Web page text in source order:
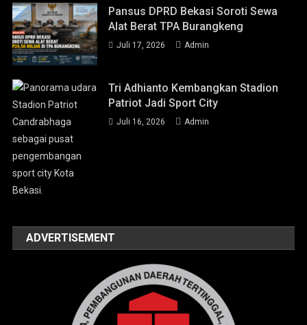
Pansus DPRD Bekasi Soroti Sewa
Alat Berat TPA Burangkeng
Juli 17, 2026 Admin
Tri Adhianto Kembangkan Stadion
Patriot Jadi Sport City
Juli 16, 2026 Admin
ADVERTISEMENT